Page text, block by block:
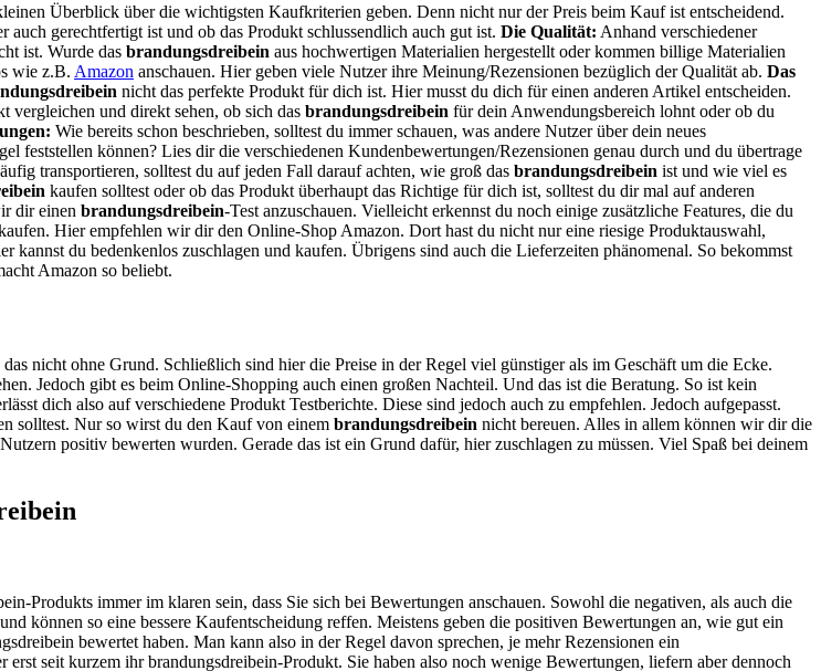
Überblick über die wichtigsten Kaufkriterien geben. Denn nicht nur der Preis beim Kauf ist entscheidend.
auch gerechtfertigt ist und ob das Produkt schlussendlich auch gut ist. Die Qualität: Anhand verschiedener
ist. Wurde das brandungsdreibein aus hochwertigen Materialien hergestellt oder kommen billige Materialien
wie z.B. Amazon anschauen. Hier geben viele Nutzer ihre Meinung/Rezensionen bezüglich der Qualität ab. Das
nicht das perfekte Produkt für dich ist. Hier musst du dich für einen anderen Artikel entscheiden.
vergleichen und direkt sehen, ob sich das brandungsdreibein für dein Anwendungsbereich lohnt oder ob du
Wie bereits schon beschrieben, solltest du immer schauen, was andere Nutzer über dein neues
feststellen können? Lies dir die verschiedenen Kundenbewertungen/Rezensionen genau durch und du übertrage
transportieren, solltest du auf jeden Fall darauf achten, wie groß das brandungsdreibein ist und wie viel es
kaufen solltest oder ob das Produkt überhaupt das Richtige für dich ist, solltest du dir mal auf anderen
dir einen brandungsdreibein-Test anzuschauen. Vielleicht erkennst du noch einige zusätzliche Features, die du
Hier empfehlen wir dir den Online-Shop Amazon. Dort hast du nicht nur eine riesige Produktauswahl,
kannst du bedenkenlos zuschlagen und kaufen. Übrigens sind auch die Lieferzeiten phänomenal. So bekommst
Amazon so beliebt.
nicht ohne Grund. Schließlich sind hier die Preise in der Regel viel günstiger als im Geschäft um die Ecke.
Jedoch gibt es beim Online-Shopping auch einen großen Nachteil. Und das ist die Beratung. So ist kein
dich also auf verschiedene Produkt Testberichte. Diese sind jedoch auch zu empfehlen. Jedoch aufgepasst.
solltest. Nur so wirst du den Kauf von einem brandungsdreibein nicht bereuen. Alles in allem können wir dir die
positiv bewerten wurden. Gerade das ist ein Grund dafür, hier zuschlagen zu müssen. Viel Spaß bei deinem
Produkts immer im klaren sein, dass Sie sich bei Bewertungen anschauen. Sowohl die negativen, als auch die
können so eine bessere Kaufentscheidung reffen. Meistens geben die positiven Bewertungen an, wie gut ein
bewertet haben. Man kann also in der Regel davon sprechen, je mehr Rezensionen ein
seit kurzem ihr brandungsdreibein-Produkt. Sie haben also noch wenige Bewertungen, liefern aber dennoch